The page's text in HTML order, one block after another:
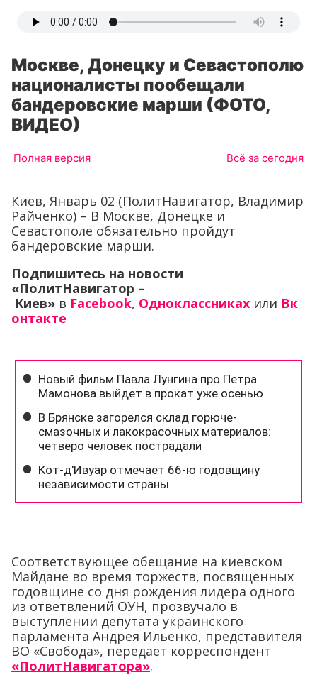
Москве, Донецку и Севастополю
националисты пообещали
бандеровские марши (ФОТО,
ВИДЕО)
Полная версия Всё за сегодня
Киев, Январь 02 (ПолитНавигатор, Владимир
Райченко) – В Москве, Донецке и
Севастополе обязательно пройдут
бандеровские марши.
Подпишитесь на новости
«ПолитНавигатор –
Киев» в Facebook, Одноклассниках или Вк
онтакте
Соответствующее обещание на киевском
Майдане во время торжеств, посвященных
годовщине со дня рождения лидера одного
из ответвлений ОУН, прозвучало в
выступлении депутата украинского
парламента Андрея Ильенко, представителя
ВО «Свобода», передает корреспондент
«ПолитНавигатора».